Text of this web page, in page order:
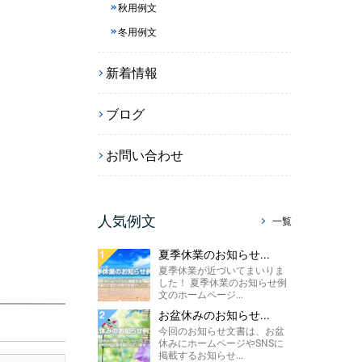
秋用例文
冬用例文
新着情報
ブログ
お問い合わせ
人気例文 一覧
夏季休業のお知らせ...
夏季休業が近づいてまいりま
した！ 夏季休業のお知らせ例
文のホームページ...
お盆休みのお知らせ...
今回のお知らせ文書は、お盆
休みにホームページやSNSに
掲載するお知らせ...